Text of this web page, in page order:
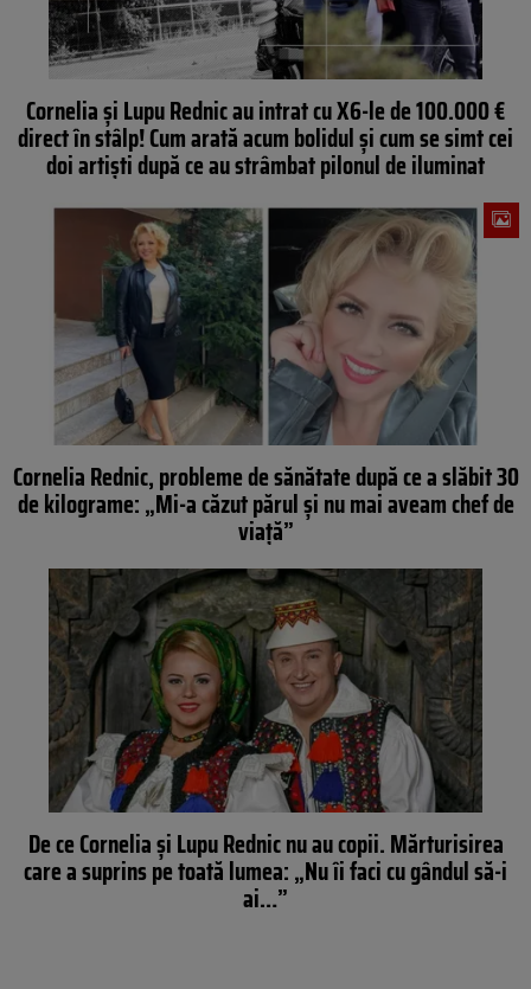
Cornelia și Lupu Rednic au intrat cu X6-le de 100.000 €
direct în stâlp! Cum arată acum bolidul și cum se simt cei
doi artiști după ce au strâmbat pilonul de iluminat
Cornelia Rednic, probleme de sănătate după ce a slăbit 30
de kilograme: „Mi-a căzut părul și nu mai aveam chef de
viață”
De ce Cornelia și Lupu Rednic nu au copii. Mărturisirea
care a suprins pe toată lumea: „Nu îi faci cu gândul să-i
ai…”